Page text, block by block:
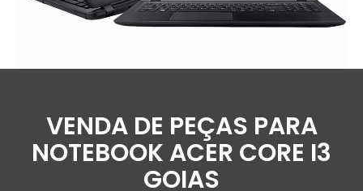
VENDA DE PEÇAS PARA
NOTEBOOK ACER CORE I3
GOIAS